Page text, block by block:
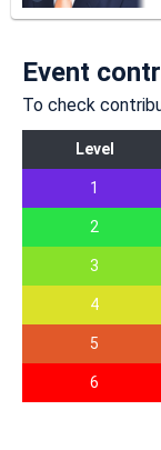
Event
To check
Level
1
2
3
4
5
6